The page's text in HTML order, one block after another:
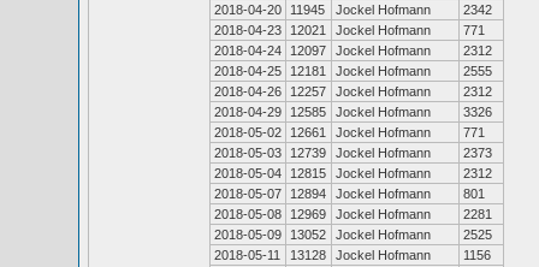
2018-04-20
11945 Jockel Hofmann
2342
2018-04-23
12021 Jockel Hofmann
771
2018-04-24
12097 Jockel Hofmann
2312
2018-04-25
12181 Jockel Hofmann
2555
2018-04-26
12257 Jockel Hofmann
2312
2018-04-29
12585 Jockel Hofmann
3326
2018-05-02
12661 Jockel Hofmann
771
2018-05-03
12739 Jockel Hofmann
2373
2018-05-04
12815 Jockel Hofmann
2312
2018-05-07
12894 Jockel Hofmann
801
2018-05-08
12969 Jockel Hofmann
2281
2018-05-09
13052 Jockel Hofmann
2525
2018-05-11
13128 Jockel Hofmann
1156